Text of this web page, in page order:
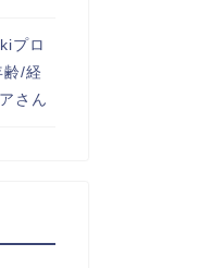
プロ
齢/経
さん